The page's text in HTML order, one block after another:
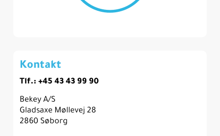
Kontakt
Tlf.: +45 43 43 99 90
Bekey A/S
Gladsaxe Møllevej 28
2860 Søborg